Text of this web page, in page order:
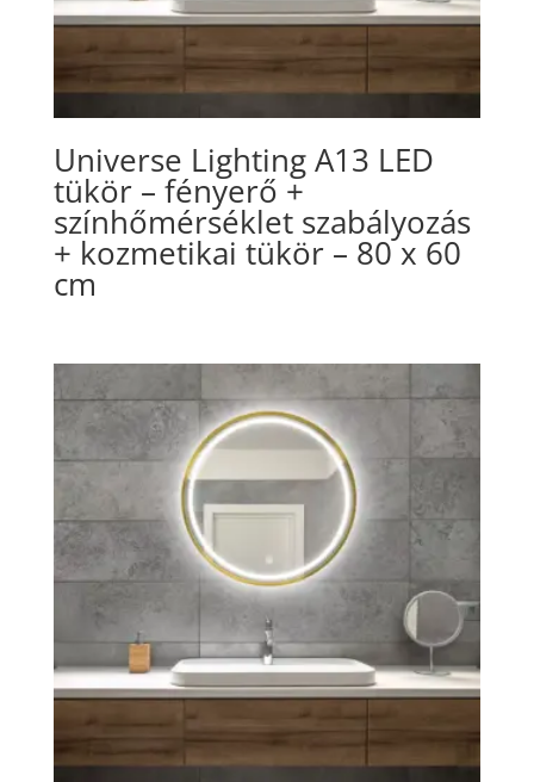
Universe Lighting A13 LED
tükör – fényerő +
színhőmérséklet szabályozás
+ kozmetikai tükör – 80 x 60
cm